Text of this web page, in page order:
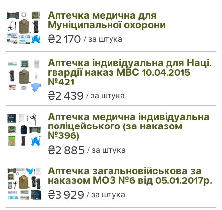
Аптечка медична для
Муніципальної охорони
₴2 170 за штука
Аптечка індивідуальна для Наці.
гвардії наказ МВС 10.04.2015
№421
₴2 439 за штука
Аптечка медична індивідуальна
поліцейського (за наказом
№396)
₴2 885 за штука
Аптечка загальновійськова за
наказом МОЗ №6 від 05.01.2017р.
₴3 929 за штука